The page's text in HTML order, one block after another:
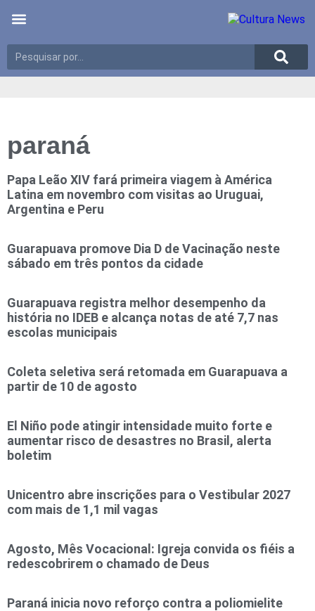
paraná
Papa Leão XIV fará primeira viagem à América
Latina em novembro com visitas ao Uruguai,
Argentina e Peru
Guarapuava promove Dia D de Vacinação neste
sábado em três pontos da cidade
Guarapuava registra melhor desempenho da
história no IDEB e alcança notas de até 7,7 nas
escolas municipais
Coleta seletiva será retomada em Guarapuava a
partir de 10 de agosto
El Niño pode atingir intensidade muito forte e
aumentar risco de desastres no Brasil, alerta
boletim
Unicentro abre inscrições para o Vestibular 2027
com mais de 1,1 mil vagas
Agosto, Mês Vocacional: Igreja convida os fiéis a
redescobrirem o chamado de Deus
Paraná inicia novo reforço contra a poliomielite